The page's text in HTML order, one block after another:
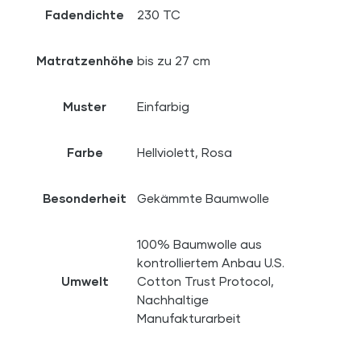
Fadendichte 230 TC
Matratzenhöhe bis zu 27 cm
Muster Einfarbig
Farbe Hellviolett, Rosa
Besonderheit Gekämmte Baumwolle
Umwelt
100% Baumwolle aus
kontrolliertem Anbau U.S.
Cotton Trust Protocol,
Nachhaltige
Manufakturarbeit